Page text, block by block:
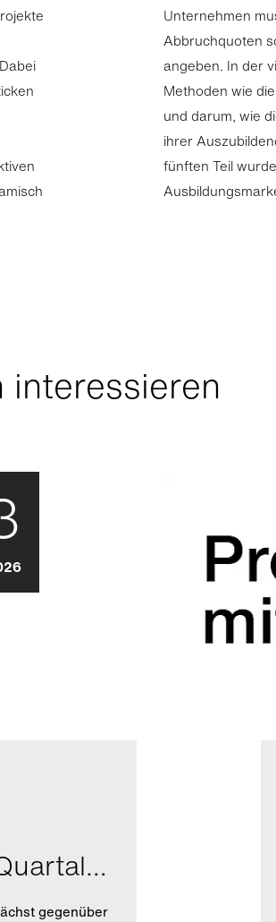
Unternehmen
Abbruchquoten
angeben. In der
Methoden wie
und darum, wie
ihrer
fünften Teil
interessieren
gegenüber